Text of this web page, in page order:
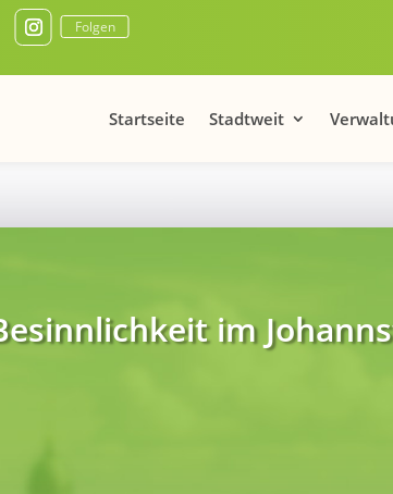
Folgen
Startseite Stadtweit
im